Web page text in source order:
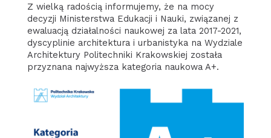
Z wielką radością informujemy, że na mocy
decyzji Ministerstwa Edukacji i Nauki, związanej z
ewaluacją działalności naukowej za lata 2017-2021,
dyscyplinie architektura i urbanistyka na Wydziale
Architektury Politechniki Krakowskiej została
przyznana najwyższa kategoria naukowa A+.